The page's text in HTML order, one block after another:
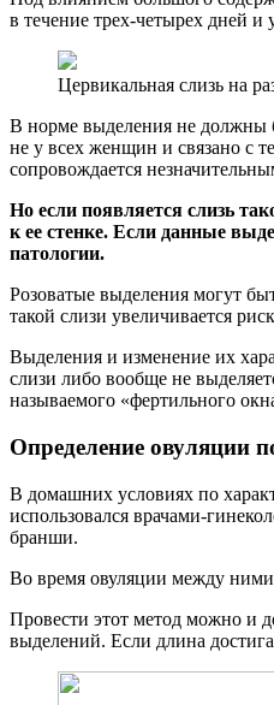
в течение трех-четырех дней и
Цервикальная слизь на
В норме выделения не должны
не у всех женщин и связано с
сопровождается
Но если появляется слизь
к ее стенке. Если данные
патологии.
Розоватые выделения могут
такой слизи увеличивается
Выделения и изменение их
слизи либо вообще не
называемого «фертильного
Определение овуляции
В домашних условиях по
использовался врачами-
бранши.
Во время овуляции между ними
Провести этот метод можно и
выделений. Если длина